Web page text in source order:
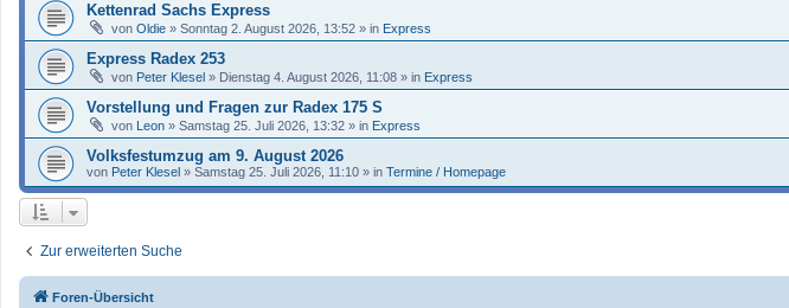
Kettenrad Sachs Express
von Oldie » Sonntag 2. August 2026, 13:52 » in Express
Express Radex 253
von Peter Klesel » Dienstag 4. August 2026, 11:08 » in Express
Vorstellung und Fragen zur Radex 175 S
von Leon » Samstag 25. Juli 2026, 13:32 » in Express
Volksfestumzug am 9. August 2026
von Peter Klesel » Samstag 25. Juli 2026, 11:10 » in Termine / Homepage
Zur erweiterten Suche
Foren-Übersicht